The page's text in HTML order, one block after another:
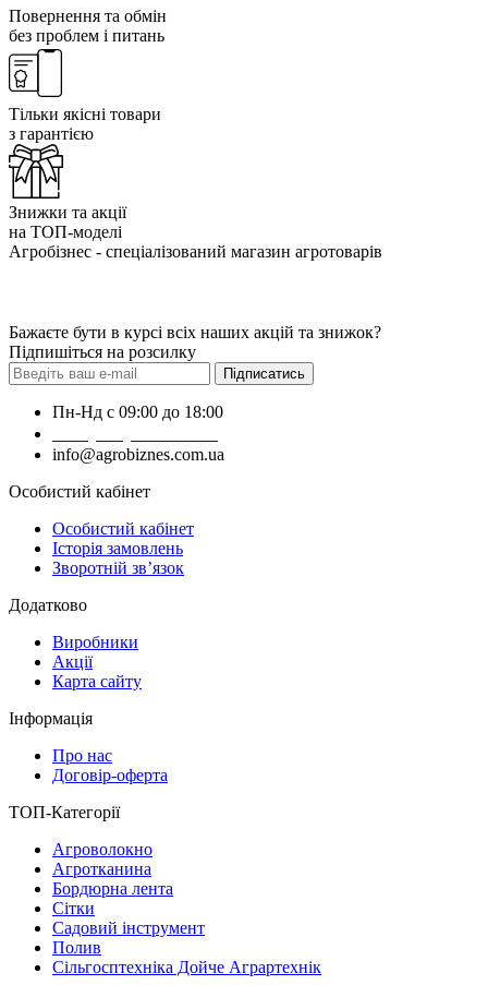
Повернення та обмін
без проблем і питань
Тільки якісні товари
з гарантією
Знижки та акції
на ТОП-моделі
Агробізнес - спеціалізований магазин агротоварів
Бажаєте бути в курсі всіх наших акцій та знижок?
Підпишіться на розсилку
Підписатись
Пн-Нд с 09:00 до 18:00
info@agrobiznes.com.ua
Особистий кабінет
Особистий кабінет
Історія замовлень
Зворотній зв’язок
Додатково
Виробники
Акції
Карта сайту
Інформація
Про нас
Договір-оферта
ТОП-Категорії
Агроволокно
Агротканина
Бордюрна лента
Сітки
Садовий інструмент
Полив
Сільгосптехніка Дойче Аграртехнік